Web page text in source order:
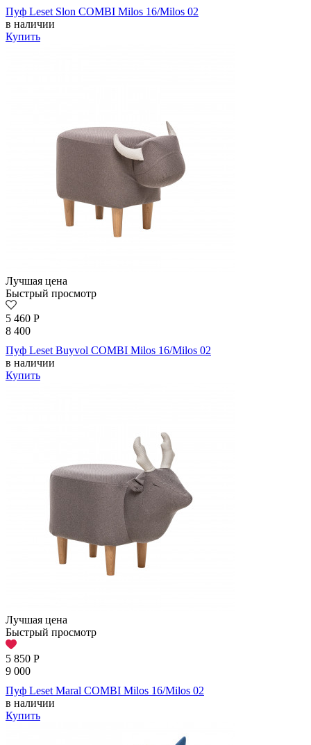
Пуф Leset Slon COMBI Milos 16/Milos 02
в наличии
Купить
Лучшая цена
Быстрый просмотр
5 460 Р
8 400
Пуф Leset Buyvol COMBI Milos 16/Milos 02
в наличии
Купить
Лучшая цена
Быстрый просмотр
5 850 Р
9 000
Пуф Leset Maral COMBI Milos 16/Milos 02
в наличии
Купить